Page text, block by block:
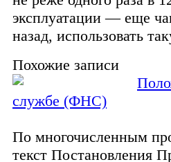
эксплуатации — еще
назад, использовать
Похожие записи
службе (ФНС)
По многочисленным
текст Постановления